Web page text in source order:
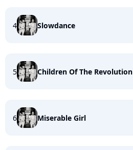
4 Slowdance
5 Children Of The Revolution
6 Miserable Girl